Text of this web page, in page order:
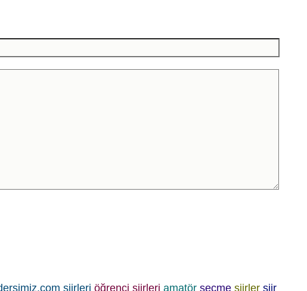
şiirleri öğrenci şiirleri amatör seçme şiirler şiir